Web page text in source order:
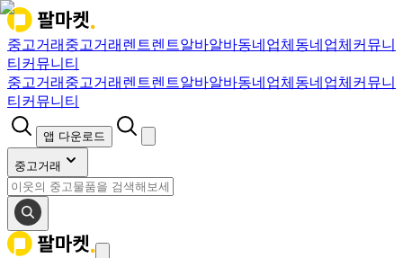
중고거래 중고거래 렌트렌트알바알바동네업체 동네업체 커뮤니
티 커뮤니티
중고거래 중고거래 렌트렌트알바알바동네업체 동네업체 커뮤니
티 커뮤니티
앱 다운로드
중고거래